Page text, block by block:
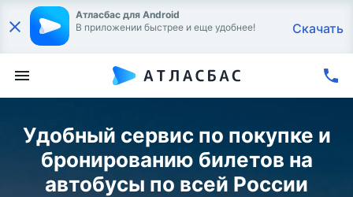
Атласбас для Android
В приложении быстрее и еще удобнее!
Скачать
Удобный сервис по покупке и
бронированию билетов на
автобусы по всей России